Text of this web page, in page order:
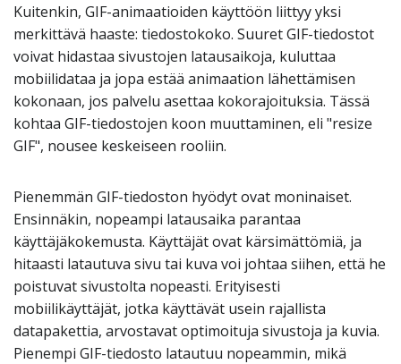
Kuitenkin, GIF-animaatioiden käyttöön liittyy yksi
merkittävä haaste: tiedostokoko. Suuret GIF-tiedostot
voivat hidastaa sivustojen latausaikoja, kuluttaa
mobiilidataa ja jopa estää animaation lähettämisen
kokonaan, jos palvelu asettaa kokorajoituksia. Tässä
kohtaa GIF-tiedostojen koon muuttaminen, eli "resize
GIF", nousee keskeiseen rooliin.
Pienemmän GIF-tiedoston hyödyt ovat moninaiset.
Ensinnäkin, nopeampi latausaika parantaa
käyttäjäkokemusta. Käyttäjät ovat kärsimättömiä, ja
hitaasti latautuva sivu tai kuva voi johtaa siihen, että he
poistuvat sivustolta nopeasti. Erityisesti
mobiilikäyttäjät, jotka käyttävät usein rajallista
datapakettia, arvostavat optimoituja sivustoja ja kuvia.
Pienempi GIF-tiedosto latautuu nopeammin, mikä